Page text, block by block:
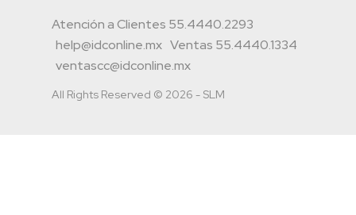
Atención a Clientes 55.4440.2293
help@idconline.mx Ventas 55.4440.1334
ventascc@idconline.mx
All Rights Reserved © 2026 - SLM